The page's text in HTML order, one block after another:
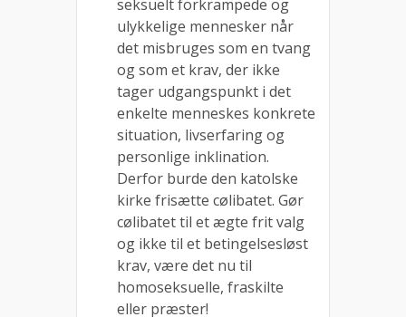
seksuelt forkrampede og
ulykkelige mennesker når
det misbruges som en tvang
og som et krav, der ikke
tager udgangspunkt i det
enkelte menneskes konkrete
situation, livserfaring og
personlige inklination.
Derfor burde den katolske
kirke frisætte cølibatet. Gør
cølibatet til et ægte frit valg
og ikke til et betingelsesløst
krav, være det nu til
homoseksuelle, fraskilte
eller præster!